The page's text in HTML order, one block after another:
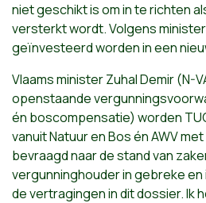
niet geschikt is om in te richten
versterkt wordt. Volgens
geïnvesteerd worden in een
Vlaams minister Zuhal Demir (N-
openstaande
én boscompensatie) worden
vanuit Natuur en Bos én AWV
bevraagd naar de stand van
vergunninghouder in gebreke
de vertragingen in dit dossier. Ik